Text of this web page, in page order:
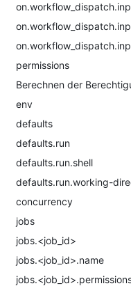
permissions
Berechnen der
env
defaults
defaults.run
defaults.run.shell
defaults.run.working-
concurrency
jobs
jobs.<job_id>
jobs.<job_id>.name